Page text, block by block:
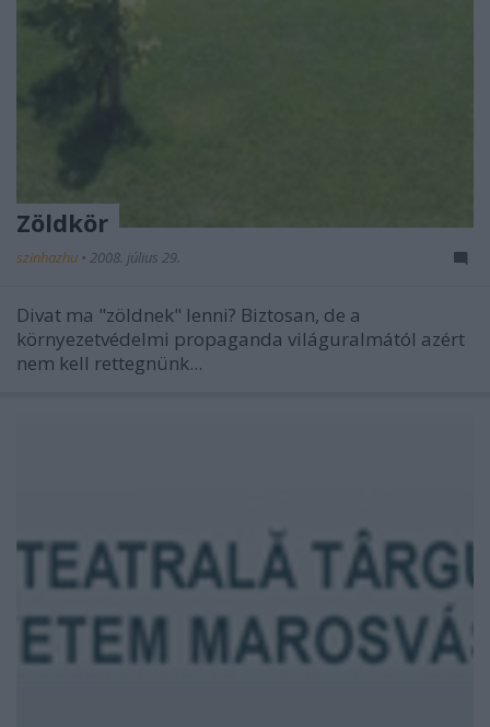
Zöldkör
szinhazhu • 2008. július 29.
Divat ma "zöldnek" lenni? Biztosan, de a
környezetvédelmi propaganda világuralmától azért
nem kell rettegnünk...